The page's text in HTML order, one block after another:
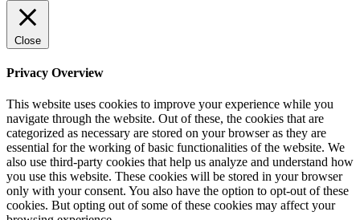
Close
Privacy Overview
This website uses cookies to improve your experience while you
navigate through the website. Out of these, the cookies that are
categorized as necessary are stored on your browser as they are
essential for the working of basic functionalities of the website. We
also use third-party cookies that help us analyze and understand how
you use this website. These cookies will be stored in your browser
only with your consent. You also have the option to opt-out of these
cookies. But opting out of some of these cookies may affect your